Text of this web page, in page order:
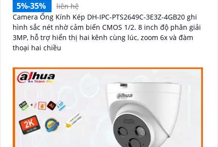
5%-35%
liên hệ
Camera Ống Kính Kép DH-IPC-PTS2649C-3E3Z-4GB20 ghi
hình sắc nét nhờ cảm biến CMOS 1/2. 8 inch độ phân giải
3MP, hỗ trợ hiển thị hai kênh cùng lúc, zoom 6x và đàm
thoại hai chiều